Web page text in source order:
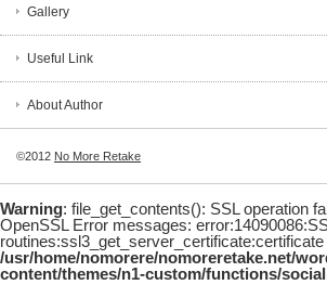
Gallery
Useful Link
About Author
©2012 No More Retake
Warning: file_get_contents(): SSL operation
OpenSSL Error messages:
/usr/home/nomorere/nomoreretake.net/
content/themes/n1-custom/functions/